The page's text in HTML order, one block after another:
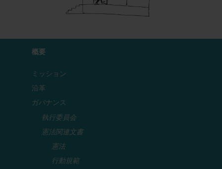
概要
ミッション
沿革
ガバナンス
執行委員会
憲法関連文書
憲法
行動規範